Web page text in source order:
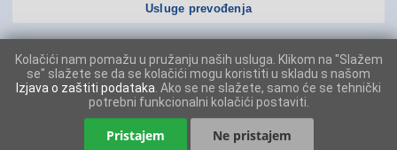
Usluge prevođenja
Kolačići nam pomažu u pružanju naših usluga. Klikom na "Slažem
se" slažete se da se kolačići mogu koristiti u skladu s našom
Izjava o zaštiti podataka . Ako se ne slažete, samo će se tehnički
potrebni funkcionalni kolačići postaviti.